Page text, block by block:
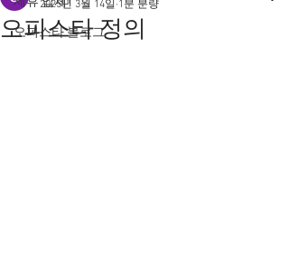
오피스타 블로그
오피스타 정의
2025년 3월 14일 1분 분량